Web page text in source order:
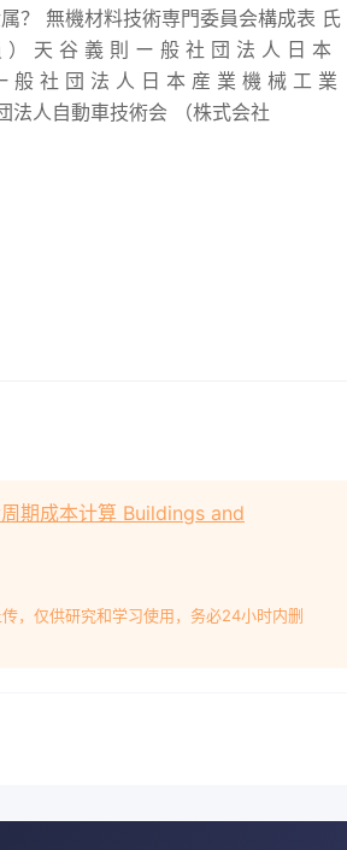
？ 無機材料技術専門委員会構成表 氏
） 天 谷 義 則 ー 般 社 団 法 人 日 本
般 社 団 法 人 日 本 産 業 機 械 工 業
法人自動車技術会 （株式会社
期成本计算 Buildings and
，仅供研究和学习使用，务必24小时内删